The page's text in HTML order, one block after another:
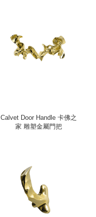
Calvet Door Handle 卡佛之
家 雕塑金屬門把